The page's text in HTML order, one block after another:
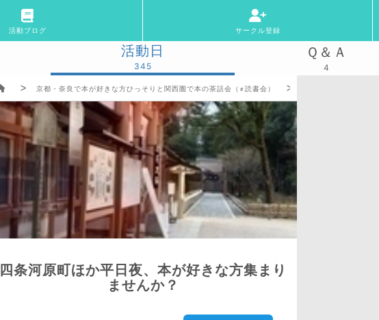
活動ブログ サークル登録
活動日
345
Ｑ＆Ａ
4
京都・奈良で本が好きな方ひっそりと関西圏で本の茶話会（≠読書会）
四条河原町ほか平日夜、本が好きな方集まり
ませんか？